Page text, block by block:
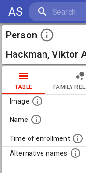
AS
Person
Hackman, Viktor
TABLE FAMILY
Image
Name
Time of enrollment
Alternative names